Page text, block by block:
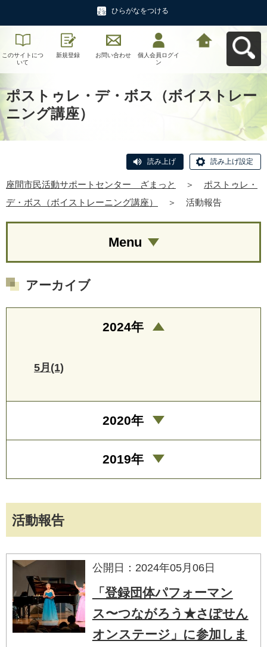
ひらがなをつける
このサイトにつ
いて
新規登録 お問い合わせ
個人会員ログイ
ン
ポストゥレ・デ・ボス（ボイストレー
ニング講座）
読み上げ 読み上げ設定
座間市民活動サポートセンター ざまっと ＞
ポストゥレ・
デ・ボス（ボイストレーニング講座）
＞ 活動報告
活動報告
公開日：2024年05月06日
「登録団体パフォーマン
ス〜つながろう★さぽせん
オンステージ」に参加しま
Menu
アーカイブ
2024年
5月(1)
2020年
2019年